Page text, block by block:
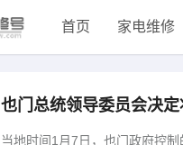
首页 家电维修
也门总统领导委员会决
当地时间1月7日，也门政府控